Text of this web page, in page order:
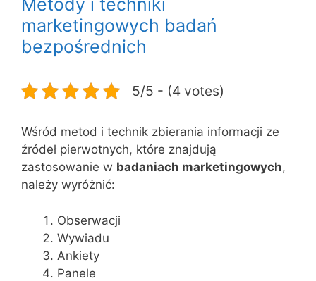
Metody i techniki
marketingowych badań
bezpośrednich
5/5 - (4 votes)
Wśród metod i technik zbierania informacji ze
źródeł pierwotnych, które znajdują
zastosowanie w badaniach marketingowych,
należy wyróżnić:
Obserwacji
Wywiadu
Ankiety
Panele